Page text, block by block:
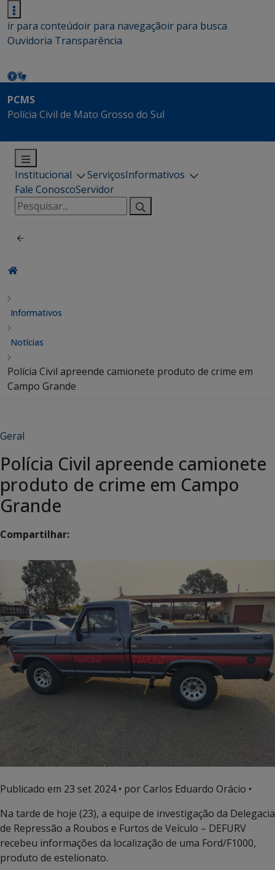
ir para conteúdoir para navegaçãoir para busca
Ouvidoria Transparência
PCMS
Polícia Civil de Mato Grosso do Sul
Institucional ServiçosInformativos
Fale ConoscoServidor
Pesquisar
por:
Informativos
Notícias
Polícia Civil apreende camionete produto de crime em
Campo Grande
Geral
Polícia Civil apreende camionete
produto de crime em Campo
Grande
Compartilhar:
Publicado em 23 set 2024• por Carlos Eduardo Orácio •
Na tarde de hoje (23), a equipe de investigação da Delegacia
de Repressão a Roubos e Furtos de Veículo – DEFURV
recebeu informações da localização de uma Ford/F1000,
produto de estelionato.